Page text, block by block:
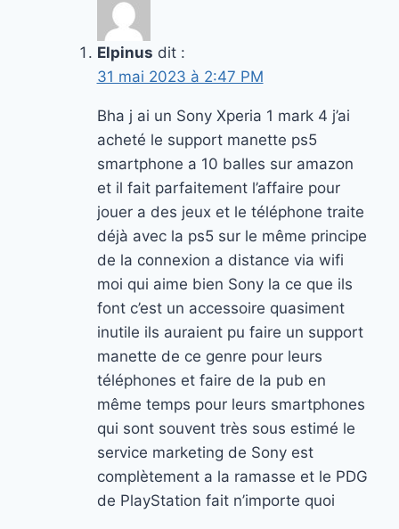
Elpinus dit :
31 mai 2023 à 2:47 PM
Bha j ai un Sony Xperia 1 mark 4 j’ai
acheté le support manette ps5
smartphone a 10 balles sur amazon
et il fait parfaitement l’affaire pour
jouer a des jeux et le téléphone traite
déjà avec la ps5 sur le même principe
de la connexion a distance via wifi
moi qui aime bien Sony la ce que ils
font c’est un accessoire quasiment
inutile ils auraient pu faire un support
manette de ce genre pour leurs
téléphones et faire de la pub en
même temps pour leurs smartphones
qui sont souvent très sous estimé le
service marketing de Sony est
complètement a la ramasse et le PDG
de PlayStation fait n’importe quoi